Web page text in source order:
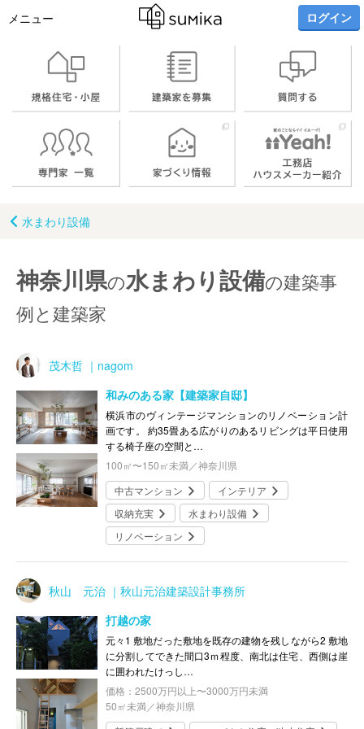
メニュー ログイン
水まわり設備
神奈川県の水まわり設備の建築事
例と建築家
茂木哲 ｜nagom
和みのある家【建築家自邸】
横浜市のヴィンテージマンションのリノベーション計
画です。 約35畳ある広がりのあるリビングは平日使用
する椅子座の空間と…
100㎡〜150㎡未満／神奈川県
中古マンション
インテリア
収納充実
水まわり設備
リノベーション
秋山 元治 ｜秋山元治建築設計事務所
打越の家
元々1 敷地だった敷地を既存の建物を残しながら2 敷地
に分割してできた間⼝3ｍ程度、南北は住宅、⻄側は崖
に囲われたけっし…
価格：2500万円以上〜3000万円未満
50㎡未満／神奈川県